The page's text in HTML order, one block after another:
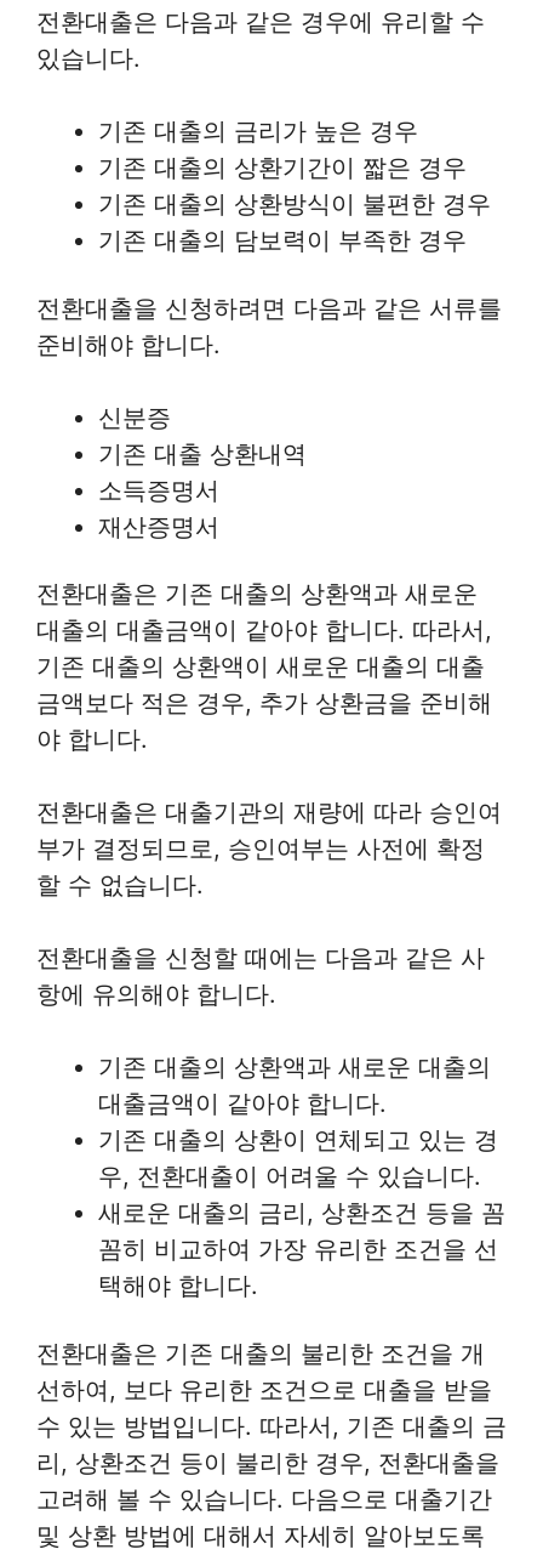
전환대출은 다음과 같은 경우에 유리할 수
있습니다.
기존 대출의 금리가 높은 경우
기존 대출의 상환기간이 짧은 경우
기존 대출의 상환방식이 불편한 경우
기존 대출의 담보력이 부족한 경우
전환대출을 신청하려면 다음과 같은 서류를
준비해야 합니다.
신분증
기존 대출 상환내역
소득증명서
재산증명서
전환대출은 기존 대출의 상환액과 새로운
대출의 대출금액이 같아야 합니다. 따라서,
기존 대출의 상환액이 새로운 대출의 대출
금액보다 적은 경우, 추가 상환금을 준비해
야 합니다.
전환대출은 대출기관의 재량에 따라 승인여
부가 결정되므로, 승인여부는 사전에 확정
할 수 없습니다.
전환대출을 신청할 때에는 다음과 같은 사
항에 유의해야 합니다.
기존 대출의 상환액과 새로운 대출의
대출금액이 같아야 합니다.
기존 대출의 상환이 연체되고 있는 경
우, 전환대출이 어려울 수 있습니다.
새로운 대출의 금리, 상환조건 등을 꼼
꼼히 비교하여 가장 유리한 조건을 선
택해야 합니다.
전환대출은 기존 대출의 불리한 조건을 개
선하여, 보다 유리한 조건으로 대출을 받을
수 있는 방법입니다. 따라서, 기존 대출의 금
리, 상환조건 등이 불리한 경우, 전환대출을
고려해 볼 수 있습니다. 다음으로 대출기간
및 상환 방법에 대해서 자세히 알아보도록